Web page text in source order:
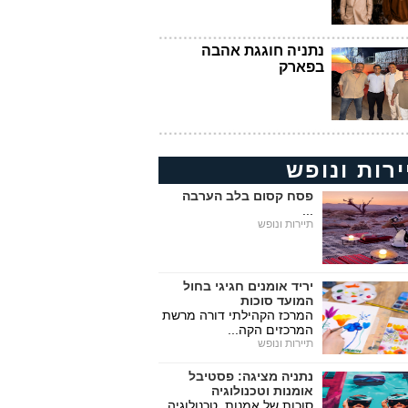
נתניה חוגגת אהבה
בפארק
ונופש
פסח קסום בלב הערבה
תיירות ונופש
יריד אומנים חגיגי בחול
המועד סוכות
המרכז הקהילתי דורה מרשת
המרכזים הקה...
תיירות ונופש
נתניה מציגה: פסטיבל
אומנות וטכנולוגיה